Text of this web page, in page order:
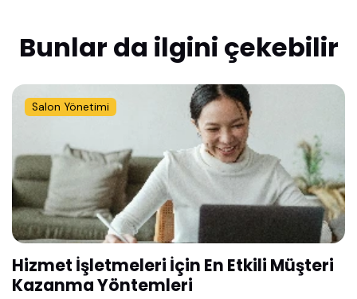
Bunlar da ilgini çekebilir
Salon Yönetimi
Hizmet İşletmeleri İçin En Etkili Müşteri
Kazanma Yöntemleri